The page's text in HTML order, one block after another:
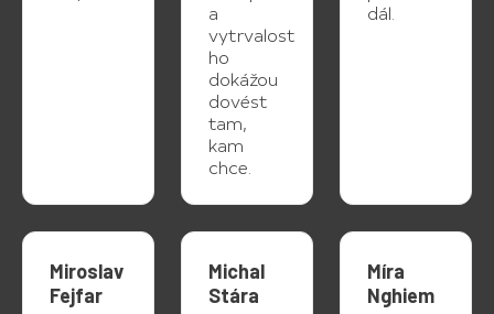
a
vytrvalost
ho
dokážou
dovést
tam,
kam
chce.
dál.
Miroslav
Fejfar
Michal
Stára
Míra
Nghiem